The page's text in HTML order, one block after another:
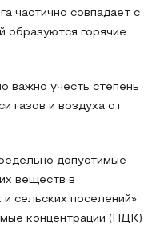
частично совпадает с
образуются горячие
важно учесть степень
газов и воздуха от
допустимые
веществ в
сельских поселений»
концентрации (ПДК)